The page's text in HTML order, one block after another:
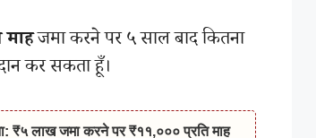
माहजमा करने पर ५ साल बाद कितना
कर सकता हूँ।
लाख जमा करने पर ₹११,००० प्रति माह